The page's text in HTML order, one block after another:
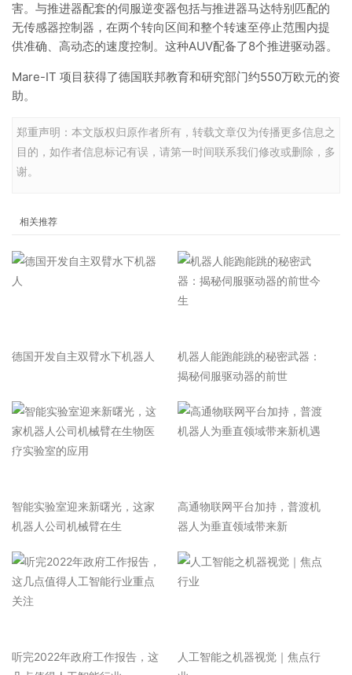
害。与推进器配套的伺服逆变器包括与推进器马达特别匹配的
无传感器控制器，在两个转向区间和整个转速至停止范围内提
供准确、高动态的速度控制。这种AUV配备了8个推进驱动器。
Mare-IT 项目获得了德国联邦教育和研究部门约550万欧元的资
助。
郑重声明：本文版权归原作者所有，转载文章仅为传播更多信息之
目的，如作者信息标记有误，请第一时间联系我们修改或删除，多
谢。
相关推荐
德国开发自主双臂水下机器人
机器人能跑能跳的秘密武器：
揭秘伺服驱动器的前世
智能实验室迎来新曙光，这家
机器人公司机械臂在生
高通物联网平台加持，普渡机
器人为垂直领域带来新
听完2022年政府工作报告，这
人工智能之机器视觉｜焦点行